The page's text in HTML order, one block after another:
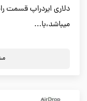
دلاری ایردراپ قسمت
میباشد،با...